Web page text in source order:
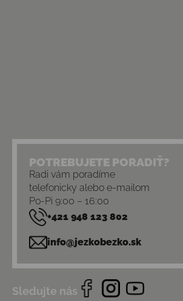
POTREBUJETE PORADIŤ?
Radi vám poradíme
telefonicky alebo e-mailom
Po-Pi 9:00 – 16:00
+421 948 123 802
info@jezkobezko.sk
Sledujte nás